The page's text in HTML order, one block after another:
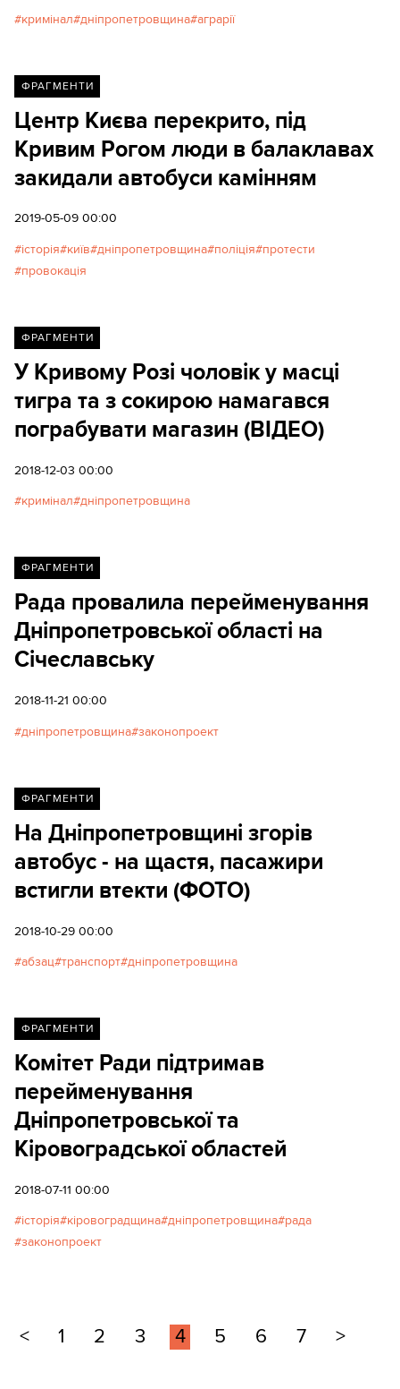
кримінал дніпропетровщина аграрії
ФРАГМЕНТИ
Центр Києва перекрито, під
Кривим Рогом люди в балаклавах
закидали автобуси камінням
2019-05-09 00:00
історія київ дніпропетровщина поліція протести
провокація
ФРАГМЕНТИ
У Кривому Розі чоловік у масці
тигра та з сокирою намагався
пограбувати магазин (ВІДЕО)
2018-12-03 00:00
кримінал дніпропетровщина
ФРАГМЕНТИ
Рада провалила перейменування
Дніпропетровської області на
Січеславську
2018-11-21 00:00
дніпропетровщина законопроект
ФРАГМЕНТИ
На Дніпропетровщині згорів
автобус - на щастя, пасажири
встигли втекти (ФОТО)
2018-10-29 00:00
абзац транспорт дніпропетровщина
ФРАГМЕНТИ
Комітет Ради підтримав
перейменування
Дніпропетровської та
Кіровоградської областей
2018-07-11 00:00
історія кіровоградщина дніпропетровщина рада
законопроект
< 1 2 3 4 5 6 7 >